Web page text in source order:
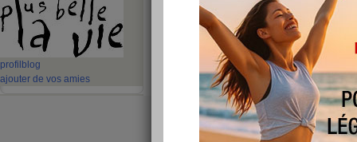
profil blog
ajouter de vos amies
21 - 30 31 - 40 41 - 50 51 -
‹ Préc. 61 62 63 64 65
ENFIN
publié le 26/11/2007 à 17:54